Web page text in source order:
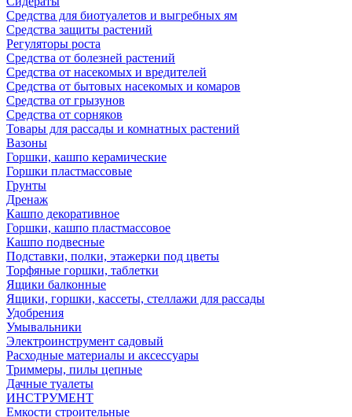
Средства для биотуалетов и выгребных ям
Средства защиты растений
Регуляторы роста
Средства от болезней растений
Средства от насекомых и вредителей
Средства от бытовых насекомых и комаров
Средства от грызунов
Средства от сорняков
Товары для рассады и комнатных растений
Вазоны
Горшки, кашпо керамические
Горшки пластмассовые
Грунты
Дренаж
Кашпо декоративное
Горшки, кашпо пластмассовое
Кашпо подвесные
Подставки, полки, этажерки под цветы
Торфяные горшки, таблетки
Ящики балконные
Ящики, горшки, кассеты, стеллажи для рассады
Удобрения
Умывальники
Электроинструмент садовый
Расходные материалы и аксессуары
Триммеры, пилы цепные
Дачные туалеты
ИНСТРУМЕНТ
Емкости строительные